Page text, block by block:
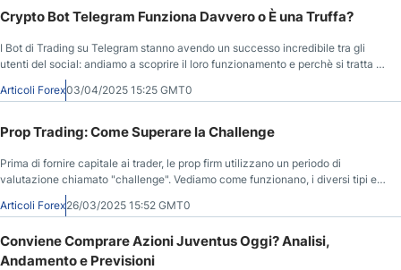
Crypto Bot Telegram Funziona Davvero o È una Truffa?
I Bot di Trading su Telegram stanno avendo un successo incredibile tra gli
utenti del social: andiamo a scoprire il loro funzionamento e perchè si tratta di
una reale innovazione.
Articoli Forex03/04/2025 15:25 GMT0
Prop Trading: Come Superare la Challenge
Prima di fornire capitale ai trader, le prop firm utilizzano un periodo di
valutazione chiamato "challenge". Vediamo come funzionano, i diversi tipi e il
modo migliore per superarle.
Articoli Forex26/03/2025 15:52 GMT0
Conviene Comprare Azioni Juventus Oggi? Analisi,
Andamento e Previsioni